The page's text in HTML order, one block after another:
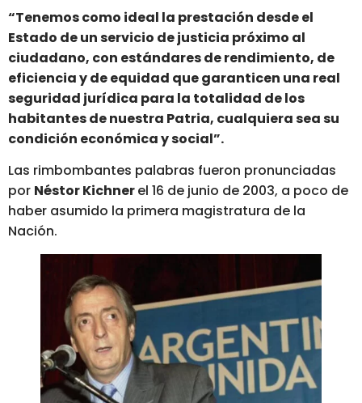
“Tenemos como ideal la prestación desde el
Estado de un servicio de justicia próximo al
ciudadano, con estándares de rendimiento, de
eficiencia y de equidad que garanticen una real
seguridad jurídica para la totalidad de los
habitantes de nuestra Patria, cualquiera sea su
condición económica y social”.
Las rimbombantes palabras fueron pronunciadas
por Néstor Kichnerel 16 de junio de 2003, a poco de
haber asumido la primera magistratura de la
Nación.